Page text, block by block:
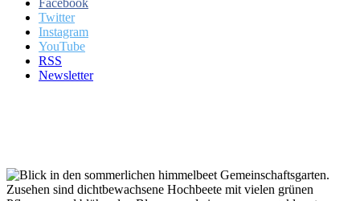
Twitter
Instagram
YouTube
RSS
Newsletter